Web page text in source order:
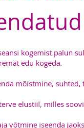
kogemist palun
edu kogeda.
mõistmine,
elustiil, milles
võtmine iseenda